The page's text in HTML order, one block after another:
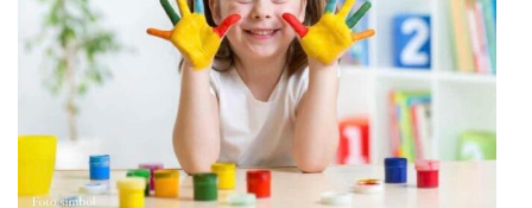
Parteneriate
Proiecte
Rapoarte
de